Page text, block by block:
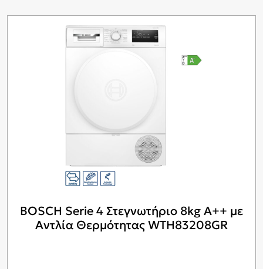
BOSCH Serie 4 Στεγνωτήριο 8kg A++ με
Αντλία Θερμότητας WTH83208GR